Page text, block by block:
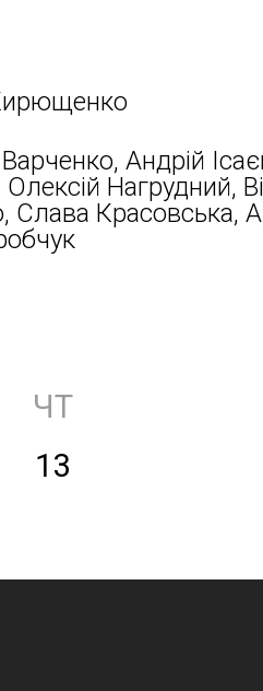
Андрій
Нагрудний,
Слава Красовська,
ЧТ
13